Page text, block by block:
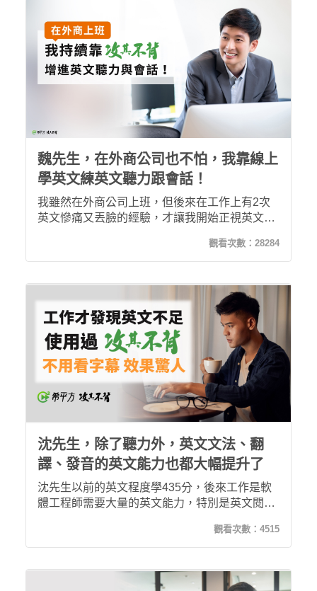
魏先生，在外商公司也不怕，我靠線上
學英文練英文聽力跟會話！
我雖然在外商公司上班，但後來在工作上有2次
英文慘痛又丟臉的經驗，才讓我開始正視英文的
現自己在英文會議上也能很順口用英文報告，也
能開始聽懂主管問的問題了，也因為英文程度提
平方攻其不背線上學英文，不會後悔！
觀看次數： 28284
沈先生，除了聽力外，英文文法、翻
譯、發音的英文能力也都大幅提升了
沈先生以前的英文程度學435分，後來工作是軟
體工程師需要大量的英文能力，特別是英文閱讀
堂後，現在看外國影集不用看字幕也大部分都聽
得出意思，這讓我對攻其不背課程的效果感到驚
是非常棒的英文學習工具！
觀看次數： 4515